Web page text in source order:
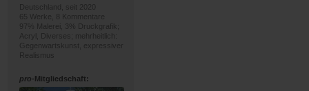
Deutschland, seit 2020
65 Werke, 8 Kommentare
97% Malerei, 3% Druckgrafik;
Acryl, Diverses; mehrheitlich:
Gegenwartskunst, expressiver
Realismus
pro-Mitgliedschaft: